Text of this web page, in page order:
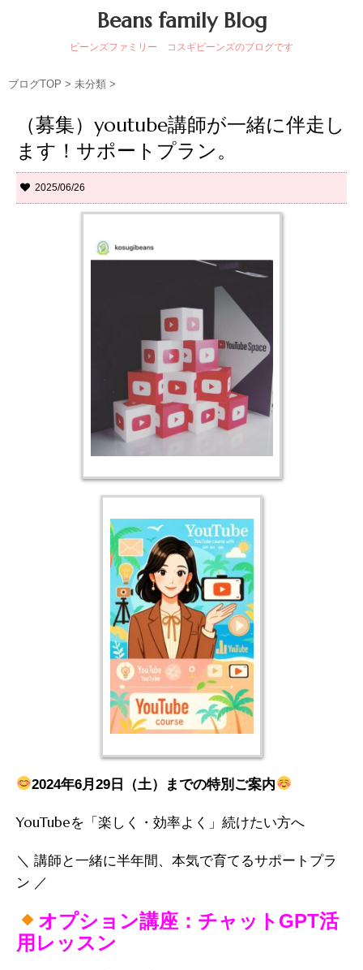
Beans family Blog
ビーンズファミリー コスギビーンズのブログです
ブログTOP > 未分類 >
（募集）youtube講師が一緒に伴走し
ます！サポートプラン。
2025/06/26
2024年6月29日（土）までの特別ご案内
YouTubeを「楽しく・効率よく」続けたい方へ
＼ 講師と一緒に半年間、本気で育てるサポートプラ
ン ／
オプション講座：チャットGPT活
用レッスン